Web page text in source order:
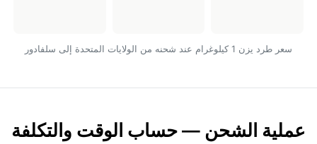
سعر طرد يزن 1 كيلوغرام عند شحنه من الولايات المتحدة إلى سلفادور
عملية الشحن — حساب الوقت والتكلفة